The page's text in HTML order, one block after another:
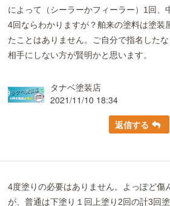
によって（シーラーかフィーラー）1回、
4回ならわかりますが？舶来の塗料は塗装
たことはありません。ご自分で指名した
相手にしない方が賢明かと思います。
タナベ塗装店
2021/11/10 18:34
返信する
4度塗りの必要はありません。よっぽど傷
が、普通は下塗り１回上塗り2回の計3回